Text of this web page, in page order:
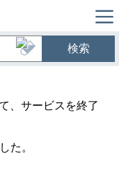
検索
、サービスを終了
た。